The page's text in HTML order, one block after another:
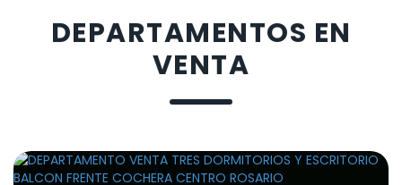
DEPARTAMENTOS EN
VENTA